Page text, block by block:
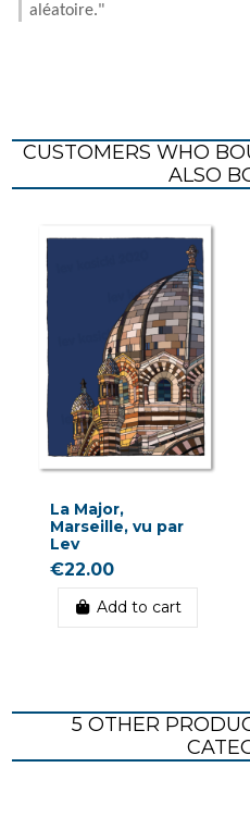
aléatoire."
CUSTOMERS WHO
ALSO
La Major,
Marseille, vu par
Lev
€22.00
Add to cart
5 OTHER